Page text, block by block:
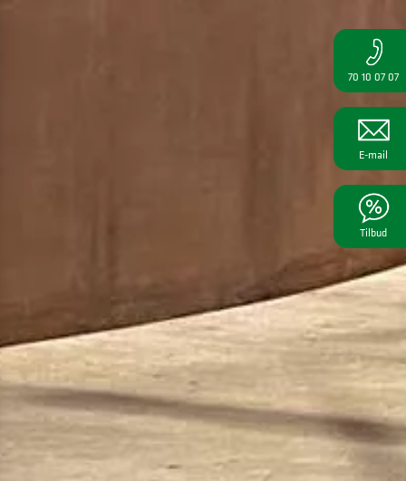
70 10 07 07
E-mail
Tilbud